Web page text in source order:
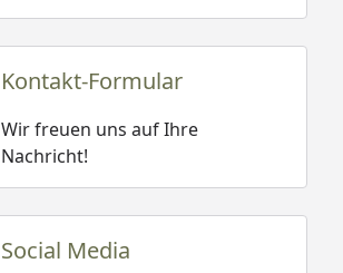
Kontakt-Formular
Wir freuen uns auf Ihre
Nachricht!
Social Media